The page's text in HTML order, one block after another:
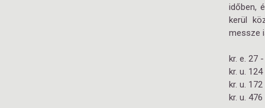
időben,
kerül
messze
kr. e. 27
kr. u.
kr. u.
kr. u.